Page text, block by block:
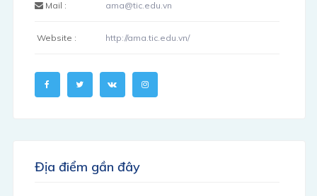
Mail : ama@tic.edu.vn
Website : http://ama.tic.edu.vn/
Địa điểm gần đây